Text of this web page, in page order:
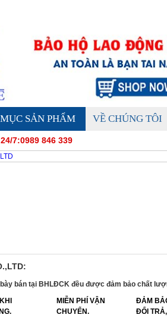
SẢN PHẨM VỀ CHÚNG TÔI
7:0989 846 339
bán tại BHLĐCK đều được đảm bảo chất
MIỄN PHÍ VẬN
CHUYỂN.
ĐẢM
ĐỔI